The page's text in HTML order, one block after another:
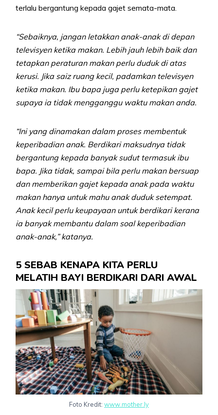
terlalu bergantung kepada gajet semata-mata.
“Sebaiknya, jangan letakkan anak-anak di depan
televisyen ketika makan. Lebih jauh lebih baik dan
tetapkan peraturan makan perlu duduk di atas
kerusi. Jika saiz ruang kecil, padamkan televisyen
ketika makan. Ibu bapa juga perlu ketepikan gajet
supaya ia tidak mengganggu waktu makan anda.
“Ini yang dinamakan dalam proses membentuk
keperibadian anak. Berdikari maksudnya tidak
bergantung kepada banyak sudut termasuk ibu
bapa. Jika tidak, sampai bila perlu makan bersuap
dan memberikan gajet kepada anak pada waktu
makan hanya untuk mahu anak duduk setempat.
Anak kecil perlu keupayaan untuk berdikari kerana
ia banyak membantu dalam soal keperibadian
anak-anak,” katanya.
5 SEBAB KENAPA KITA PERLU
MELATIH BAYI BERDIKARI DARI AWAL
Foto Kredit: www.mother.ly